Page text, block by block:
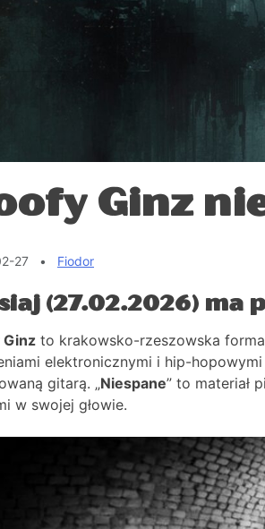
Ginz
27 • Fiodor
(27.02.2026) ma
Ginz to krakowsko-rzeszowska
elektronicznymi i hip-
gitarą. „Niespane” to materiał
w swojej głowie.